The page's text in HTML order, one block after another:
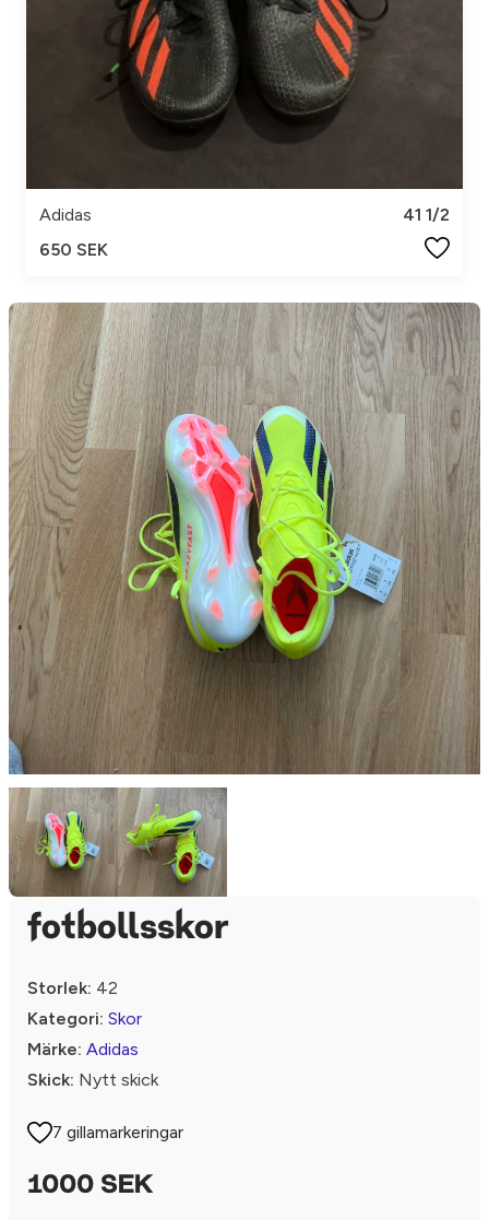
Adidas
41 1/2
650 SEK
fotbollsskor
Storlek: 42
Kategori: Skor
Märke: Adidas
Skick: Nytt skick
7 gillamarkeringar
1000 SEK